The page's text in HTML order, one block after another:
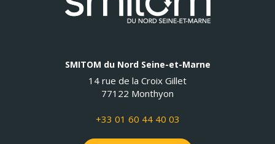
SMITOM du Nord Seine-et-Marne
14 rue de la Croix Gillet
77122 Monthyon
+33 01 60 44 40 03